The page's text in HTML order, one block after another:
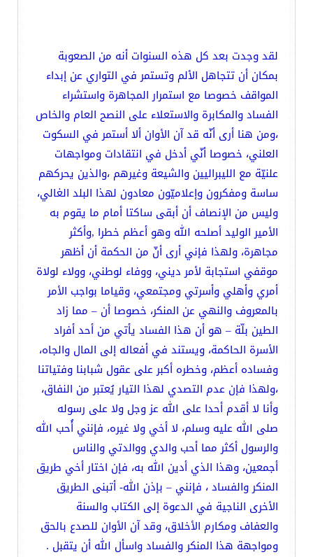
لقد وجدت بعد كل هذه السنوات أنه من الصعوبة
بمكان أن تتجاهل الألم وتستمر في التواري عن إبداء
المواقف خصوصا مع استمرار المجاهرة واستشراء
الفساد والمكابرة والاستعلاء على النصح العام والخاص
،ومن هنا أرى أنّه قد آن الأوان ألا أستمر في السكوت
العلني، خصوصا أنّي أدخل في انتقادات ومواجهات
علنيّة مع الليبراليين والشيعة وغيرهم ،والذين يحركهم
ساسة ومفكرون وإعلاميّون معادون لهذا البلد الغالي،
وليس من الإنصاف أن أبقى ساكتا أمام ما يقوم به
الأمير الوليد أصلحه الله وهو أعظم خطرا ,وأكثر
مجاهرة، ولهذا فإني أرى أنّ من الحكمة أن أظهر
موقفي استجابة لأمر ديني، ووفاء لوطني، وولاء لولاة
أمري وأهلي وأسرتي ومجتمعي، وقياما بواجب الأمر
بالمعروف والنهي عن المنكر، خصوصا أن – مما زاد
الطين بلّة – هو أن هذا الفساد يأتي من أحد أفراد
الأسرة الحاكمة، ويستند في أفعاله إلى المال والجاه،
وفساده أعظم، وخطره أكبر على عقول شبابنا وفتياتنا
،ولهذا فإن عدم التصدي لهذا التيار يُعتبر من النفاق،
وأنا لا أقدم أحدا على الله عز وجل ولا على رسوله
صلى الله عليه وسلم، لا أخي ولا غيره، فإنني أُحب الله
والرسول أكثر مما أحب والدي ووالدتي والناس
أجمعين، وهذا الذي أدين الله به، فإن اختار أخي طريق
المنكر والفساد ، فإنني – بإذن الله- أتبنى الطريق
الأخرى الناجية في الدعوة إلى الكتاب والسنة
والعفاف ومكارم الأخلاق، وقد آن الأوان للصدع بالحق
ومواجهة هذا المنكر والفساد واسأل الله أن يتقبل .